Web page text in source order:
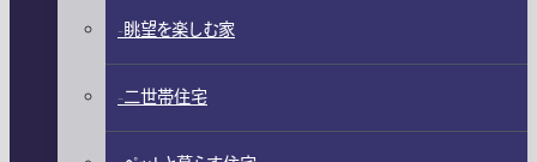
眺望を楽しむ家
二世帯住宅